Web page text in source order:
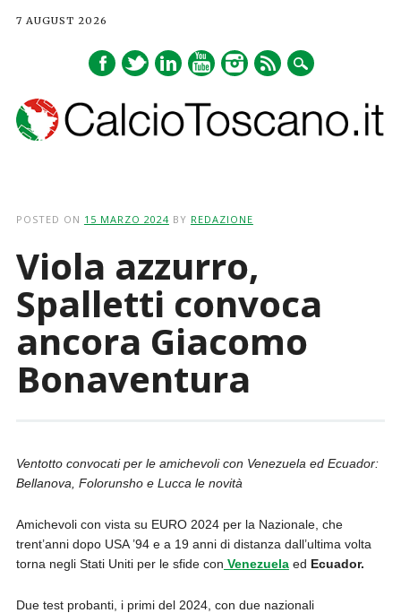
7 AUGUST 2026
POSTED ON 15 MARZO 2024 BY REDAZIONE
Viola azzurro,
Spalletti convoca
ancora Giacomo
Bonaventura
Ventotto convocati per le amichevoli con Venezuela ed Ecuador:
Bellanova, Folorunsho e Lucca le novità
Amichevoli con vista su EURO 2024 per la Nazionale, che
trent’anni dopo USA ’94 e a 19 anni di distanza dall’ultima volta
torna negli Stati Uniti per le sfide con Venezuelaed Ecuador.
Due test probanti, i primi del 2024, con due nazionali